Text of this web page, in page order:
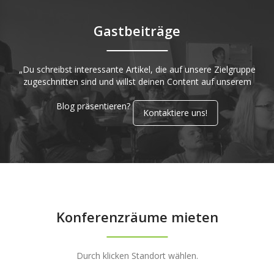
Gastbeiträge
„Du schreibst interessante Artikel, die auf unsere Zielgruppe
zugeschnitten sind und willst deinen Content auf unserem
Blog präsentieren?
Kontaktiere uns!
Konferenzräume mieten
Durch klicken Standort wählen.